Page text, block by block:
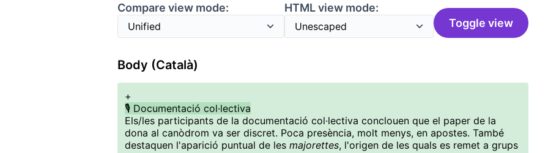
Compare view mode:
HTML view mode:
Toggle view
Body (Català)
+
🎙️ Documentació col·lectiva
Els/les participants de la documentació col·lectiva conclouen que el paper de la
dona al canòdrom va ser discret. Poca presència, molt menys, en apostes. També
destaquen l'aparició puntual de les majorettes, l'origen de les quals es remet a grups